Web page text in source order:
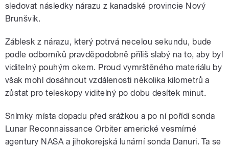
sledovat následky nárazu z kanadské provincie Nový
Brunšvik.
Záblesk z nárazu, který potrvá necelou sekundu, bude
podle odborníků pravděpodobně příliš slabý na to, aby byl
viditelný pouhým okem. Proud vymrštěného materiálu by
však mohl dosáhnout vzdálenosti několika kilometrů a
zůstat pro teleskopy viditelný po dobu desítek minut.
Snímky místa dopadu před srážkou a po ní pořídí sonda
Lunar Reconnaissance Orbiter americké vesmírné
agentury NASA a jihokorejská lunární sonda Danuri. Ta se